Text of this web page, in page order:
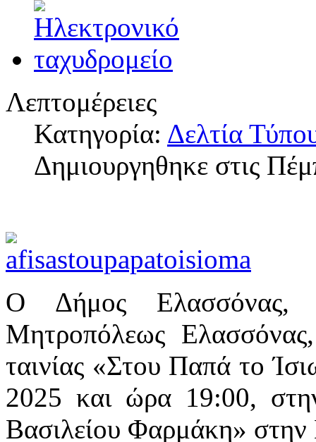
Λεπτομέρειες
Κατηγορία: Δελτία
Δημιουργηθηκε στις
Ο Δήμος Ελασσόνας,
Μητροπόλεως
ταινίας «Στου Παπά το
2025 και ώρα 19:00,
Βασιλείου Φαρμάκη»